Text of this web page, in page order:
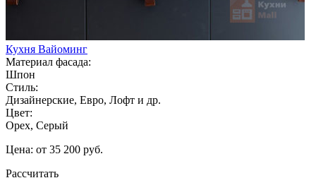
Кухня Вайоминг
Материал фасада:
Шпон
Стиль:
Дизайнерские, Евро, Лофт и др.
Цвет:
Орех, Серый
Цена: от 35 200 руб.
Рассчитать